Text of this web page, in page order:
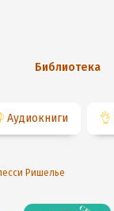
Библиотека
Аудиокниги 👌
Ришелье